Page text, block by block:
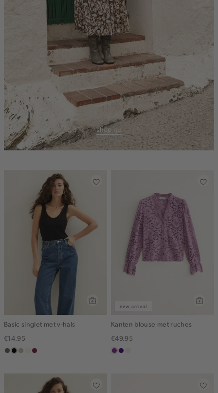
shop nu
Basic singlet met v-hals
€14.95
middenbruin
zwartlichtzand
wit,bordeaux
new arrival
Kanten blouse met ruches
€49.95
middenpaars
indigo